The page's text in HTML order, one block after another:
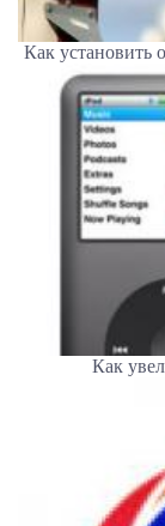
Как установить
Как